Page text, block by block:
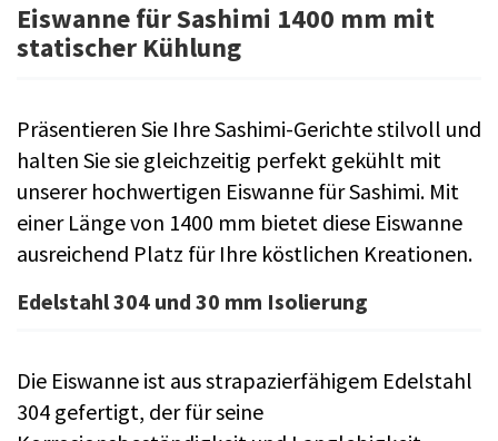
Eiswanne für Sashimi 1400 mm mit
statischer Kühlung
Präsentieren Sie Ihre Sashimi-Gerichte stilvoll und
halten Sie sie gleichzeitig perfekt gekühlt mit
unserer hochwertigen Eiswanne für Sashimi. Mit
einer Länge von 1400 mm bietet diese Eiswanne
ausreichend Platz für Ihre köstlichen Kreationen.
Edelstahl 304 und 30 mm Isolierung
Die Eiswanne ist aus strapazierfähigem Edelstahl
304 gefertigt, der für seine